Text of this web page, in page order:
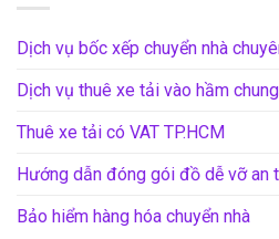
Dịch vụ bốc xếp chuyển nhà
Dịch vụ thuê xe tải vào hầm
Thuê xe tải có VAT TP.HCM
Hướng dẫn đóng gói đồ dễ vỡ an
Bảo hiểm hàng hóa chuyển nhà